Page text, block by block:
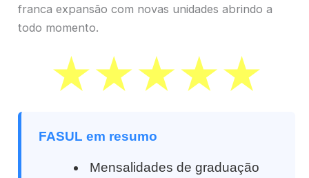
franca expansão com novas unidades abrindo a
todo momento.
FASUL em resumo
Mensalidades de graduação